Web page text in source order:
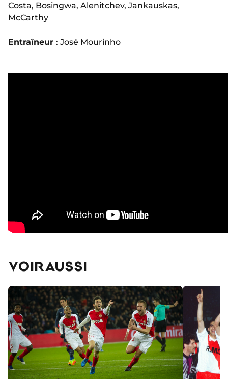
Costa, Bosingwa, Alenitchev, Jankauskas,
McCarthy
Entraîneur : José Mourinho
VOIR AUSSI